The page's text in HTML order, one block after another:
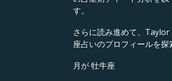
す。
さらに読み進めて、
座占いのプロフィールを探
月が 牡牛座